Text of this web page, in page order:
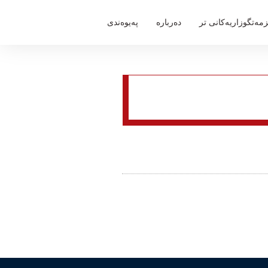
تر دەربارە پەیوەندی